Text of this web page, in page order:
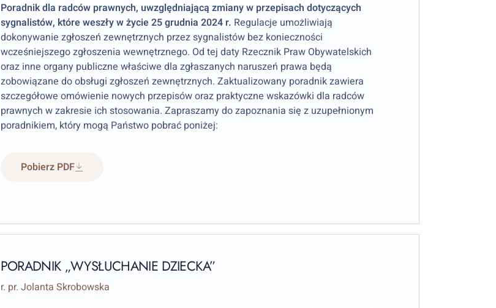
Poradnik dla radców prawnych, uwzględniającą zmiany w przepisach dotyczących
sygnalistów, które weszły w życie 25 grudnia 2024 r. Regulacje umożliwiają
dokonywanie zgłoszeń zewnętrznych przez sygnalistów bez konieczności
wcześniejszego zgłoszenia wewnętrznego. Od tej daty Rzecznik Praw Obywatelskich
oraz inne organy publiczne właściwe dla zgłaszanych naruszeń prawa będą
zobowiązane do obsługi zgłoszeń zewnętrznych. Zaktualizowany poradnik zawiera
szczegółowe omówienie nowych przepisów oraz praktyczne wskazówki dla radców
prawnych w zakresie ich stosowania. Zapraszamy do zapoznania się z uzupełnionym
poradnikiem, który mogą Państwo pobrać poniżej:
Pobierz PDF
PORADNIK „WYSŁUCHANIE DZIECKA”
r. pr. Jolanta Skrobowska